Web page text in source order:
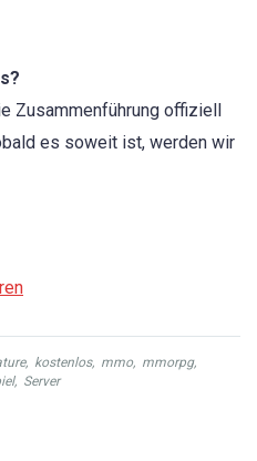
Zusammenführung offiziell
es soweit ist, werden wir
, kostenlos, mmo, mmorpg,
, Server